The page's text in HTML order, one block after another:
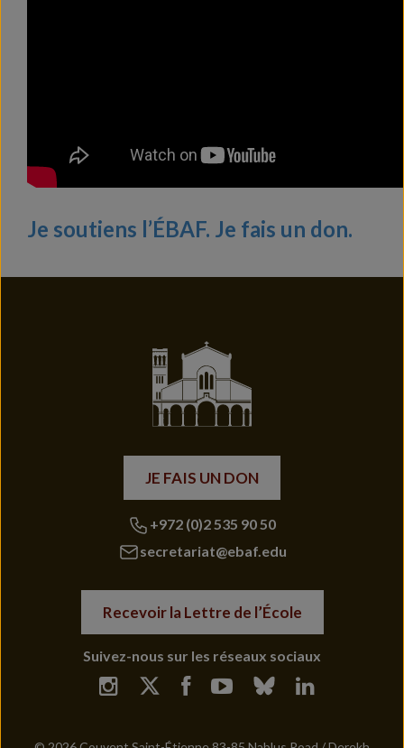
Je soutiens l’ÉBAF. Je fais un don.
JE FAIS UN DON
+972 (0)2 535 90 50
secretariat@ebaf.edu
Recevoir la Lettre de l’École
Suivez-nous sur les réseaux sociaux